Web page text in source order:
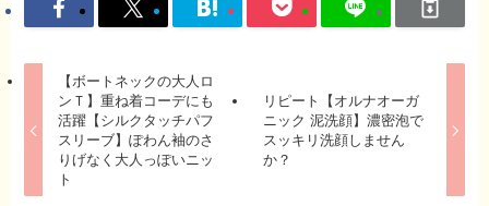
【ボートネックの大人ロ
ンＴ】重ね着コーデにも
活躍【シルクタッチパフ
スリーブ】ぽわん袖のさ
りげなく大人っぽいニッ
ト
リピート【オルナオーガ
ニック 泥洗顔】濃密泡で
スッキリ洗顔しません
か？